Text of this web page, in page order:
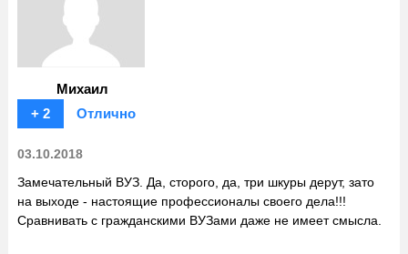
Михаил
+ 2
Отлично
03.10.2018
Замечательный ВУЗ. Да, сторого, да, три шкуры дерут, зато
на выходе - настоящие профессионалы своего дела!!!
Сравнивать с гражданскими ВУЗами даже не имеет смысла.